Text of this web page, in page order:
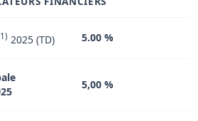
2025 (TD) 5.00 %
5,00 %